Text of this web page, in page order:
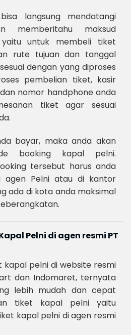
langsung mendatangi
memberitahu maksud
untuk membeli tiket
rute tujuan dan tanggal
dengan yang diproses
pembelian tiket, kasir
nomor handphone anda
tiket agar sesuai
bayar, maka anda akan
booking kapal pelni.
tersebut harus anda
agen Pelni atau di kantor
ada di kota anda maksimal
Pelni di agen resmi PT
kapal pelni di website resmi
dan Indomaret, ternyata
lebih mudah dan cepat
tiket kapal pelni yaitu
kapal pelni di agen resmi